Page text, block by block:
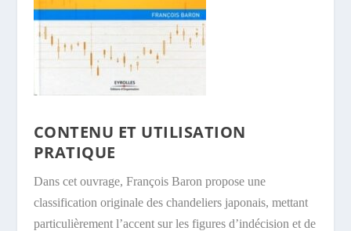
CONTENU ET UTILISATION
PRATIQUE
Dans cet ouvrage, François Baron propose une
classification originale des chandeliers japonais, mettant
particulièrement l’accent sur les figures d’indécision et de